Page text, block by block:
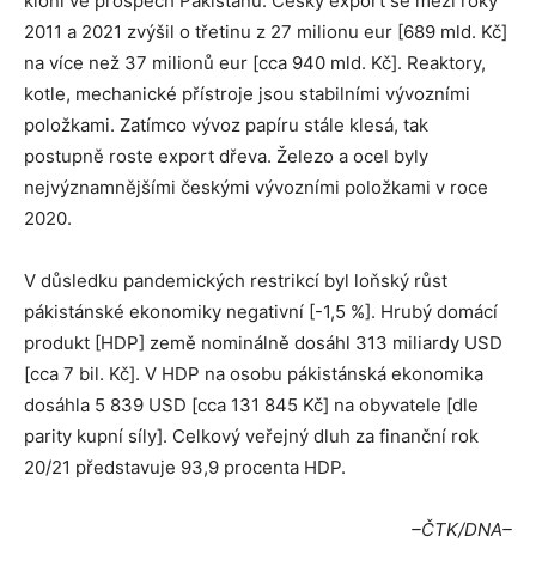
2011 a 2021 zvýšil o třetinu z 27 milionu eur [689 mld. Kč]
na více než 37 milionů eur [cca 940 mld. Kč]. Reaktory,
kotle, mechanické přístroje jsou stabilními vývozními
položkami. Zatímco vývoz papíru stále klesá, tak
postupně roste export dřeva. Železo a ocel byly
nejvýznamnějšími českými vývozními položkami v roce
2020.
V důsledku pandemických restrikcí byl loňský růst
pákistánské ekonomiky negativní [-1,5 %]. Hrubý domácí
produkt [HDP] země nominálně dosáhl 313 miliardy USD
[cca 7 bil. Kč]. V HDP na osobu pákistánská ekonomika
dosáhla 5 839 USD [cca 131 845 Kč] na obyvatele [dle
parity kupní síly]. Celkový veřejný dluh za finanční rok
20/21 představuje 93,9 procenta HDP.
–ČTK/DNA–